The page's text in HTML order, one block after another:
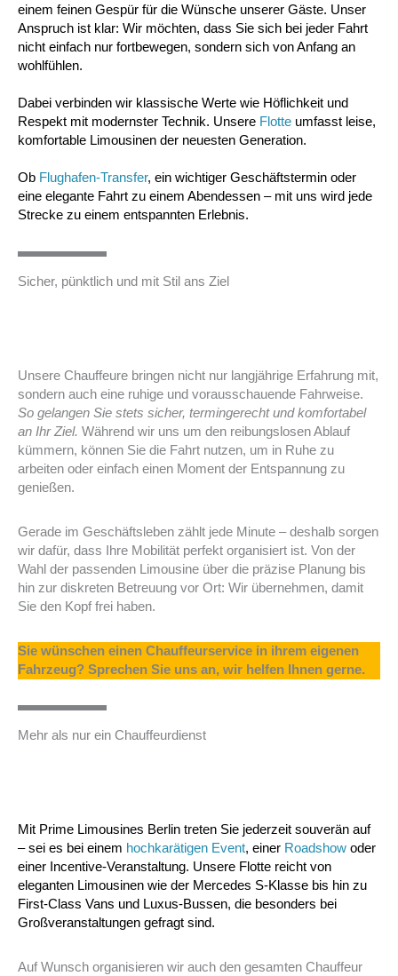
einem feinen Gespür für die Wünsche unserer Gäste. Unser
Anspruch ist klar: Wir möchten, dass Sie sich bei jeder Fahrt
nicht einfach nur fortbewegen, sondern sich von Anfang an
wohlfühlen.
Dabei verbinden wir klassische Werte wie Höflichkeit und
Respekt mit modernster Technik. Unsere Flotte umfasst leise,
komfortable Limousinen der neuesten Generation.
Ob Flughafen-Transfer, ein wichtiger Geschäftstermin oder
eine elegante Fahrt zu einem Abendessen – mit uns wird jede
Strecke zu einem entspannten Erlebnis.
Sicher, pünktlich und mit Stil ans Ziel
Unsere Chauffeure bringen nicht nur langjährige Erfahrung mit,
sondern auch eine ruhige und vorausschauende Fahrweise.
So gelangen Sie stets sicher, termingerecht und komfortabel
an Ihr Ziel. Während wir uns um den reibungslosen Ablauf
kümmern, können Sie die Fahrt nutzen, um in Ruhe zu
arbeiten oder einfach einen Moment der Entspannung zu
genießen.
Gerade im Geschäftsleben zählt jede Minute – deshalb sorgen
wir dafür, dass Ihre Mobilität perfekt organisiert ist. Von der
Wahl der passenden Limousine über die präzise Planung bis
hin zur diskreten Betreuung vor Ort: Wir übernehmen, damit
Sie den Kopf frei haben.
Sie wünschen einen Chauffeurservice in ihrem eigenen
Fahrzeug? Sprechen Sie uns an, wir helfen Ihnen gerne.
Mehr als nur ein Chauffeurdienst
Mit Prime Limousines Berlin treten Sie jederzeit souverän auf
– sei es bei einem hochkarätigen Event, einer Roadshow oder
einer Incentive-Veranstaltung. Unsere Flotte reicht von
eleganten Limousinen wie der Mercedes S-Klasse bis hin zu
First-Class Vans und Luxus-Bussen, die besonders bei
Großveranstaltungen gefragt sind.
Auf Wunsch organisieren wir auch den gesamten Chauffeur